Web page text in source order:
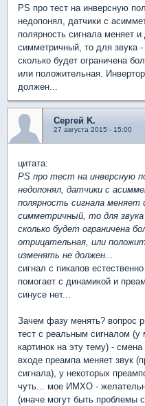
PS про тест на инверсную
недопонял, датчики с
полярность сигнала меняет
симметричный, то для звука
сколько будет ограничена
или положительная.
должен...
Сергей K.
27 августа 2015 - 15:00
цитата:
PS про тест на инверсную
недопонял, датчики с
полярность сигнала меняет
симметричный, то для звука
сколько будет ограничена
отрицательная, или
изменять не должен...
сигнал с пикапов
помогает с динамикой и
синусе нет...
Зачем фазу менять? вопрос
тест с реальным сигналом
картинок на эту тему) -
входе преампа меняет звук
сигнала), у некоторых
чуть... мое ИМХО -
(иначе могут быть проблемы